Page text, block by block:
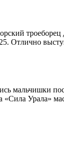
Отлично
мальчишки
Урала»